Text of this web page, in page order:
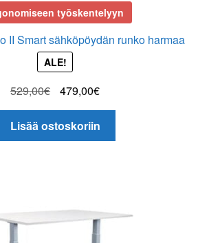
työskentelyyn
II Smart sähköpöydän runko harmaa
ALE!
529,00€
Alkuperäinen
hinta
oli:
529,00€.
479,00€Nykyinen
hinta
on:
479,00€.
Lisää ostoskoriin